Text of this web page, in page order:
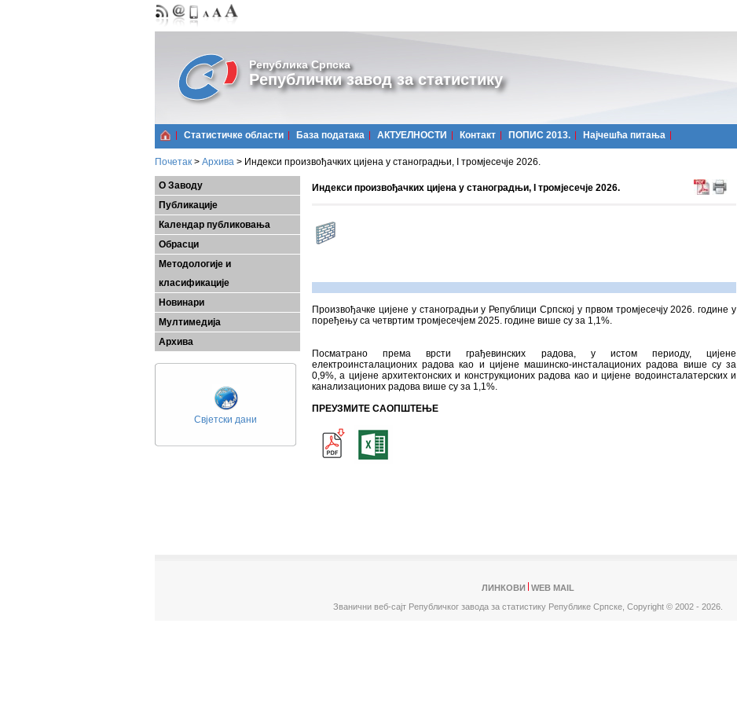
Република Српска
Републички завод за статистику
Статистичке области Базa података АКТУЕЛНОСТИ Контакт ПОПИС 2013. Најчешћa питања
Почетак > Архива > Индекси произвођачких цијена у станоградњи, I тромјесечје 2026.
О Заводу
Публикације
Календар публиковања
Обрасци
Методологије и
класификације
Новинари
Мултимедија
Архива
Свјетски дани
Индекси произвођачких цијена у станоградњи, I тромјесечје 2026.
Произвођачке цијене у станоградњи у Републици Српској у првом тромјесечју 2026. године у
поређењу са четвртим тромјесечјем 2025. године више су за 1,1%.
Посматрано према врсти грађевинских радова, у истом периоду, цијене
електроинсталационих радова као и цијене машинско-инсталационих радова више су за
0,9%, a цијене архитектонских и конструкционих радова као и цијене водоинсталатерских и
канализационих радова више су за 1,1%.
ПРЕУЗМИТЕ САОПШТЕЊЕ
ЛИНКОВИ
WEB MAIL
Званични веб-сајт Републичког завода за статистику Републике Српске, Copyright © 2002 - 2026.